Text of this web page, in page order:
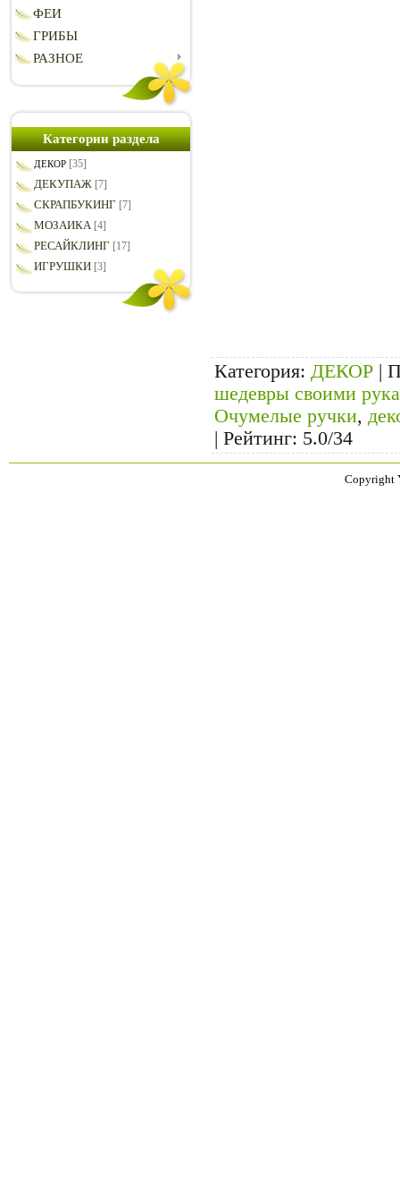
ФЕИ
ГРИБЫ
РАЗНОЕ
Категории раздела
ДЕКОР [35]
ДЕКУПАЖ [7]
СКРАПБУКИНГ [7]
МОЗАИКА [4]
РЕСАЙКЛИНГ [17]
ИГРУШКИ [3]
Категория: ДЕКОР |
шедевры своими
Очумелые ручки,
| Рейтинг: 5.0/34
Copyright